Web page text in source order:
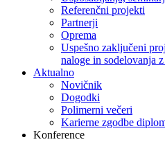
Referenčni projekti
Partnerji
Oprema
Uspešno zaključeni
naloge in sodelovanja
Aktualno
Novičnik
Dogodki
Polimerni večeri
Karierne zgodbe
Konference